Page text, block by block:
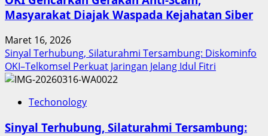
Sumut
Berbuah
Penghargaan
Nasional
Masyarakat Diajak Waspada Kejahatan Siber
Maret 16, 2026
Sinyal Terhubung, Silaturahmi Tersambung: Diskominfo
OKI–Telkomsel Perkuat Jaringan Jelang Idul Fitri
Techonology
Sinyal Terhubung, Silaturahmi Tersambung: